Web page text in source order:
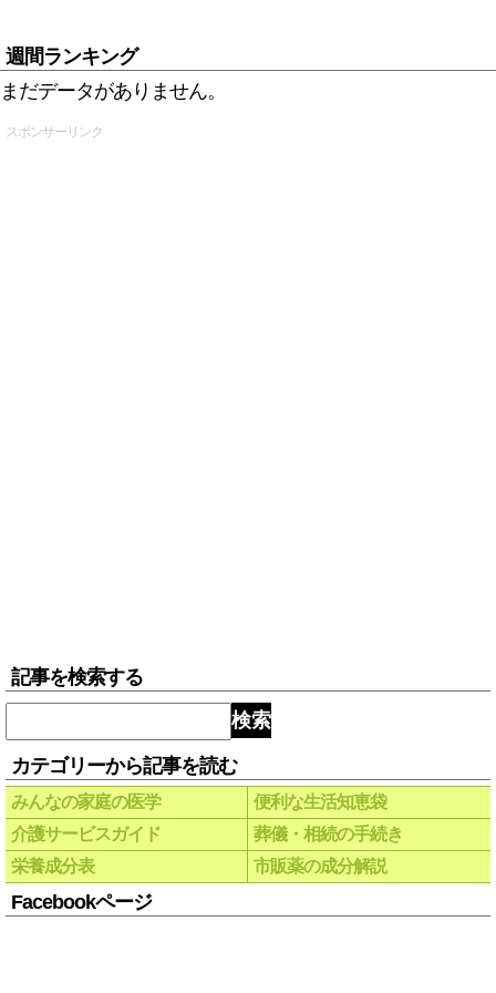
週間ランキング
まだデータがありません。
スポンサーリンク
記事を検索する
検索
カテゴリーから記事を読む
みんなの家庭の医学
便利な生活知恵袋
介護サービスガイド
葬儀・相続の手続き
栄養成分表
市販薬の成分解説
Facebookページ